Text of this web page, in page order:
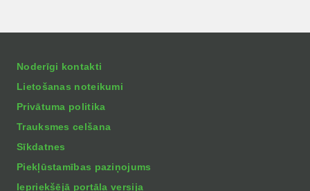
Noderīgi kontakti
Lietošanas noteikumi
Privātuma politika
Trauksmes celšana
Sīkdatnes
Piekļūstamības paziņojums
Iepriekšējā portāla versija